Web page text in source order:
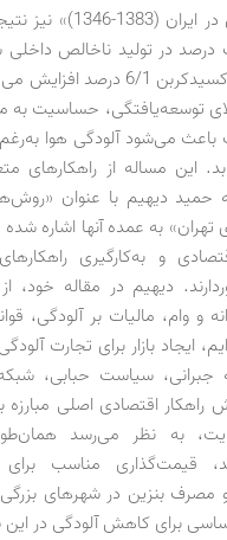
سرانه دی‌اکسیدکربن در
در تولید ناخالص داخلی
انتشار سرانه گاز دی‌اکسیدکربن 6/1
توسعه‌یافتگی، حساسیت به
می‌شود آلودگی هوا به‌رغم
این مساله از راهکارهای
حمید دیهیم با عنوان
تهران» به عمده آنها اشاره
و به‌کارگیری
دیهیم در مقاله خود،
و وام، مالیات بر آلودگی،
ایجاد بازار برای تجارت
جبرانی، سیاست حبابی،
اقتصادی اصلی مبارزه
به نظر می‌رسد
قیمت‌گذاری مناسب برای
بنزین در شهرهای بزرگی
برای کاهش آلودگی در